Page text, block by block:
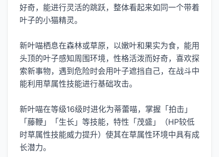
好奇，能进行灵活的跳跃，整体看起来如同一个带着
叶子的小猫精灵。
新叶喵栖息在森林或草原，以嫩叶和果实为食，能用
头顶的叶子感知周围环境，性格活泼而好奇，喜欢探
索新事物，遇到危险时会用叶子遮挡自己，在战斗中
能利用草属性技能进行基础攻击。
新叶喵在等级16级时进化为蒂蕾喵，掌握「拍击」
「藤鞭」「生长」等技能，特性「茂盛」（HP较低
时草属性技能威力提升）使其在草属性环境中具有成
长潜力。